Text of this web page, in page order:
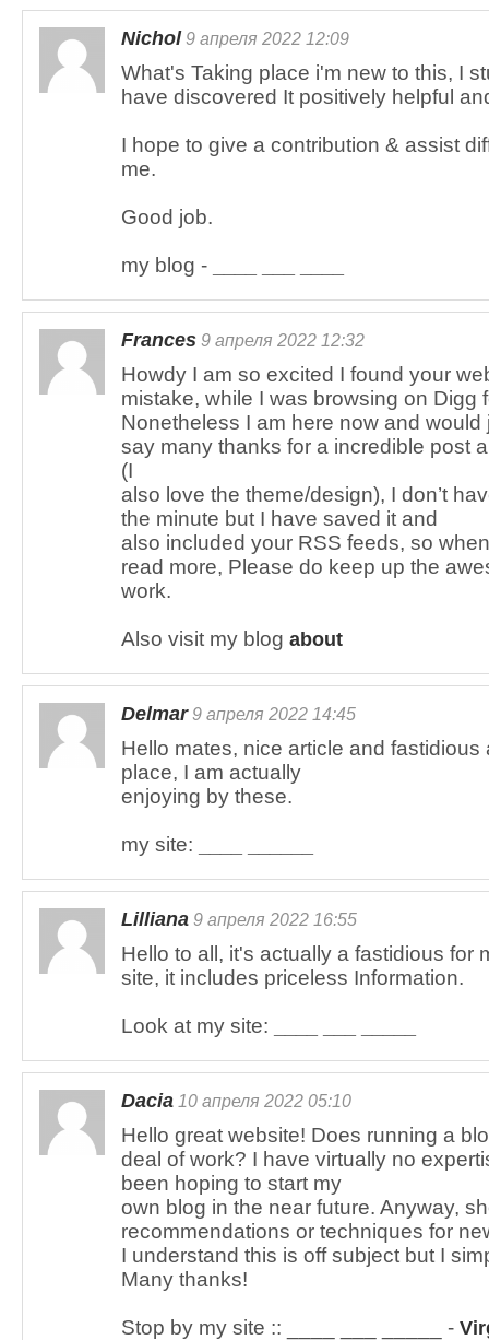
Nichol9 апреля 2022 12:09
What's Taking place i'm new to this, I
have discovered It positively helpful
I hope to give a contribution & assist
me.
Good job.
my blog -
Frances 9 апреля 2022 12:32
Howdy I am so excited I found your
mistake, while I was browsing on Digg
Nonetheless I am here now and would
say many thanks for a incredible post
(I
also love the theme/design), I don’t
the minute but I have saved it and
also included your RSS feeds, so
read more, Please do keep up the
work.
Also visit my blog about
Delmar9 апреля 2022 14:45
Hello mates, nice article and
place, I am actually
enjoying by these.
my site:
Lilliana 9 апреля 2022 16:55
Hello to all, it's actually a fastidious for
site, it includes priceless Information.
Look at my site:
Dacia 10 апреля 2022 05:10
Hello great website! Does running a
deal of work? I have virtually no
been hoping to start my
own blog in the near future. Anyway,
recommendations or techniques for
I understand this is off subject but I
Many thanks!
Stop by my site :: ____ ___ _____ -